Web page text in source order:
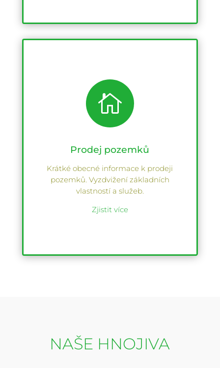

Prodej pozemků
Krátké obecné informace k prodeji
pozemků. Vyzdvižení základních
vlastností a služeb.
Zjistit více
NAŠE HNOJIVA